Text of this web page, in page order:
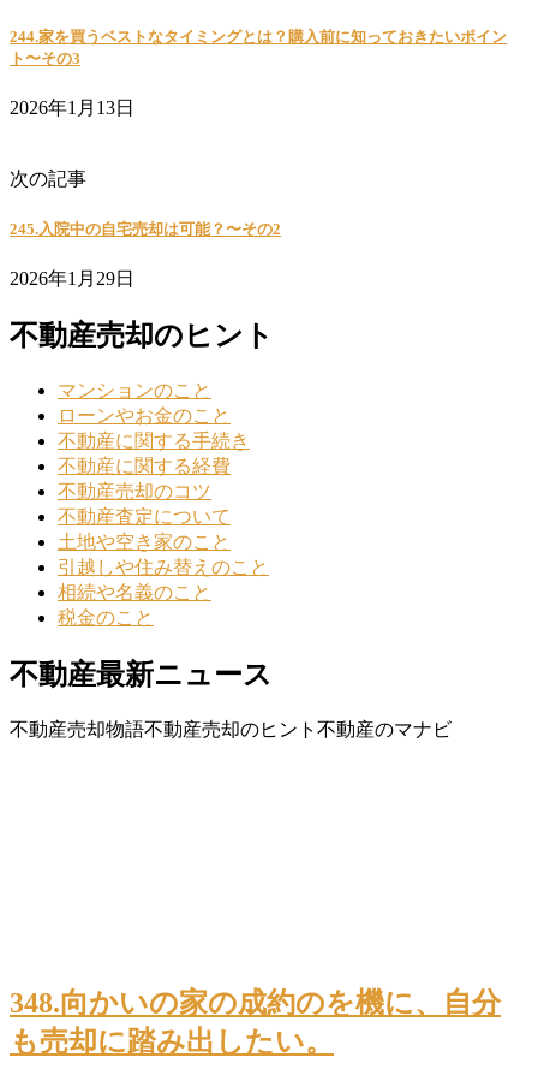
244.家を買うベストなタイミングとは？購入前に知っておきたいポイン
ト〜その3
2026年1月13日
次の記事
245.入院中の自宅売却は可能？〜その2
2026年1月29日
不動産売却のヒント
マンションのこと
ローンやお金のこと
不動産に関する手続き
不動産に関する経費
不動産売却のコツ
不動産査定について
土地や空き家のこと
引越しや住み替えのこと
相続や名義のこと
税金のこと
不動産最新ニュース
不動産売却物語不動産売却のヒント 不動産のマナビ
348.向かいの家の成約のを機に、自分
も売却に踏み出したい。